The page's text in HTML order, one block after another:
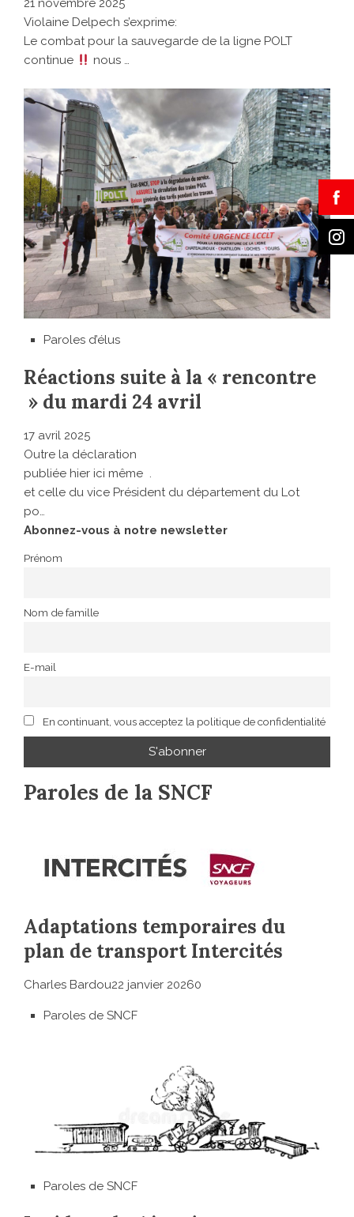
21 novembre 2025
Violaine Delpech s’exprime:
Le combat pour la sauvegarde de la ligne POLT
continue
nous …
Paroles d’élus
Réactions suite à la « rencontre
» du mardi 24 avril
17 avril 2025
Outre la déclaration
publiée hier ici même .
et celle du vice Président du département du Lot
po…
Abonnez-vous à notre newsletter
Prénom
Nom de famille
E-mail
En continuant, vous acceptez la politique de confidentialité
Paroles de la SNCF
Adaptations temporaires du
plan de transport Intercités
Charles Bardou22 janvier 20260
Paroles de SNCF
Paroles de SNCF